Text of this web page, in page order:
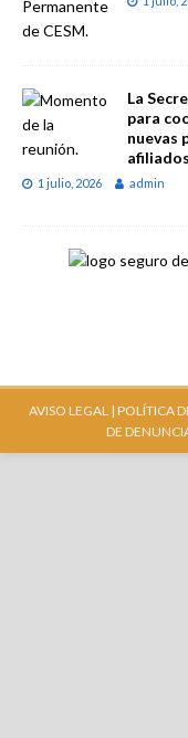
La
para
nuevas
afiliados
1 julio, 2026 admin
AVISO LEGAL | POLÍTICA
DE